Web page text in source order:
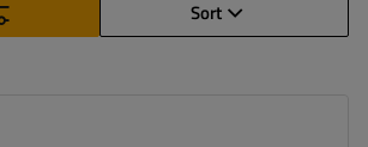
Sort